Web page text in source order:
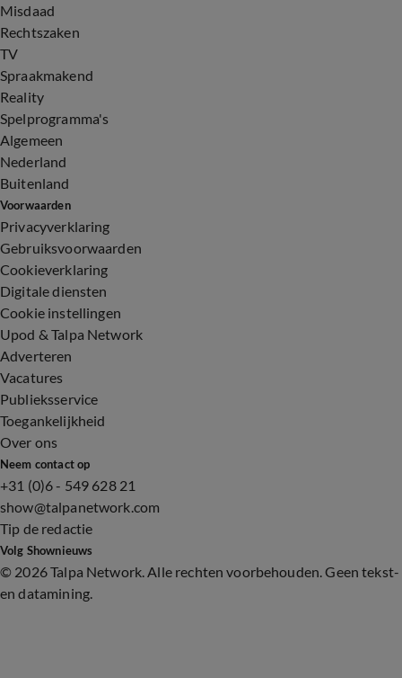
Misdaad
Rechtszaken
TV
Spraakmakend
Reality
Spelprogramma's
Algemeen
Nederland
Buitenland
Voorwaarden
Privacyverklaring
Gebruiksvoorwaarden
Cookieverklaring
Digitale diensten
Cookie instellingen
Upod & Talpa Network
Adverteren
Vacatures
Publieksservice
Toegankelijkheid
Over ons
Neem contact op
+31 (0)6 - 549 628 21
show@talpanetwork.com
Tip de redactie
Volg Shownieuws
© 2026 Talpa Network. Alle rechten voorbehouden. Geen tekst-
en datamining.